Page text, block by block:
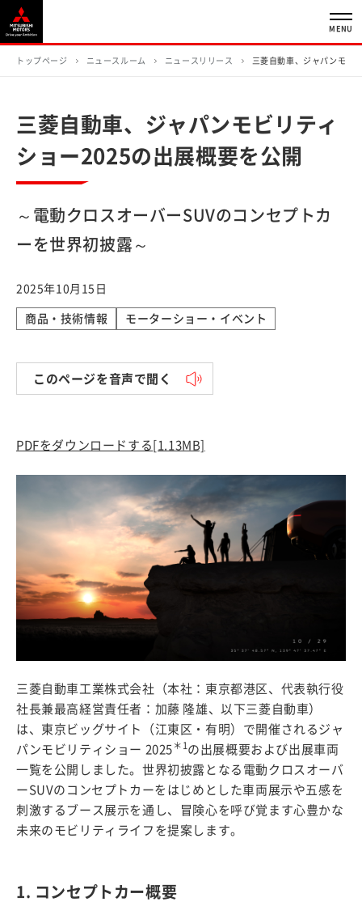
MENU
トップページ ニュースルーム ニュースリリース 三菱自動車、ジャパンモビ
三菱自動車、ジャパンモビリティ
ショー2025の出展概要を公開
～電動クロスオーバーSUVのコンセプトカ
ーを世界初披露～
2025年10月15日
商品・技術情報 モーターショー・イベント
このページを音声で聞く
PDFをダウンロードする [1.13MB]
三菱自動車工業株式会社（本社：東京都港区、代表執行役
社長兼最高経営責任者：加藤 隆雄、以下三菱自動車）
は、東京ビッグサイト（江東区・有明）で開催されるジャ
パンモビリティショー 2025 ＊1 の出展概要および出展車両
一覧を公開しました。世界初披露となる電動クロスオーバ
ーSUVのコンセプトカーをはじめとした車両展示や五感を
刺激するブース展示を通し、冒険心を呼び覚ます心豊かな
未来のモビリティライフを提案します。
1. コンセプトカー概要